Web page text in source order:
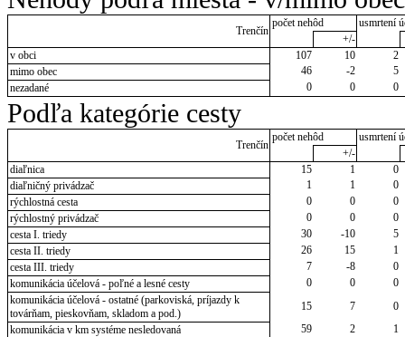
Trenčín
počet nehôd
usmrtení
+/-
v obci
107 10
2
mimo obec
46 -2
5
nezadané
0 0 0
Podľa kategórie cesty
Trenčín
počet nehôd
usmrtení
+/-
diaľnica
15 1
0
diaľničný privádzač
1 1
0
rýchlostná cesta
0 0
0
rýchlostný privádzač
0 0
0
cesta I. triedy
30 -10
5
cesta II. triedy
26 15
1
cesta III. triedy
7 -8
0
komunikácia účelová - poľné a lesné cesty
0 0
0
komunikácia účelová - ostatné (parkoviská, príjazdy k
továrňam, pieskovňam, skladom a pod.)
15 7
0
komunikácia v km systéme nesledovaná
59 2
1